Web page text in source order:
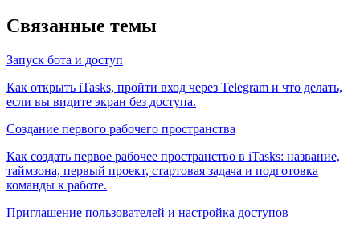
Связанные темы
Запуск бота и доступ
Как открыть iTasks, пройти вход через Telegram и что делать,
если вы видите экран без доступа.
Создание первого рабочего пространства
Как создать первое рабочее пространство в iTasks: название,
таймзона, первый проект, стартовая задача и подготовка
команды к работе.
Приглашение пользователей и настройка доступов